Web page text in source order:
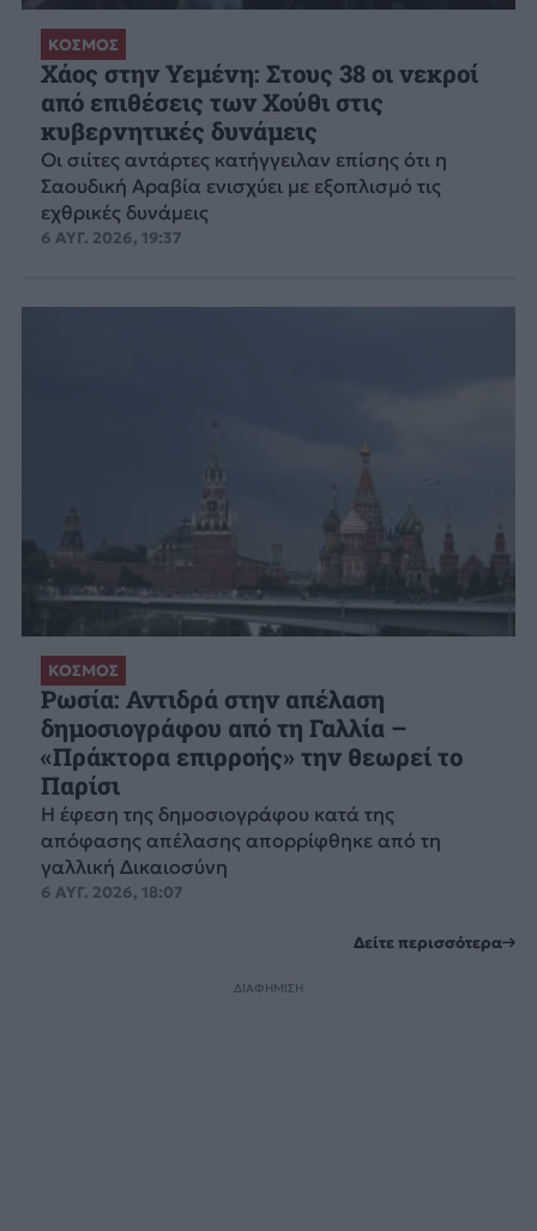
ΚΟΣΜΟΣ
Χάος στην Υεμένη: Στους 38 οι νεκροί
από επιθέσεις των Χούθι στις
κυβερνητικές δυνάμεις
Οι σιίτες αντάρτες κατήγγειλαν επίσης ότι η
Σαουδική Αραβία ενισχύει με εξοπλισμό τις
εχθρικές δυνάμεις
6 ΑΥΓ. 2026, 19:37
ΚΟΣΜΟΣ
Ρωσία: Αντιδρά στην απέλαση
δημοσιογράφου από τη Γαλλία –
«Πράκτορα επιρροής» την θεωρεί το
Παρίσι
Η έφεση της δημοσιογράφου κατά της
απόφασης απέλασης απορρίφθηκε από τη
γαλλική Δικαιοσύνη
6 ΑΥΓ. 2026, 18:07
Δείτε περισσότερα
ΔΙΑΦΗΜΙΣΗ